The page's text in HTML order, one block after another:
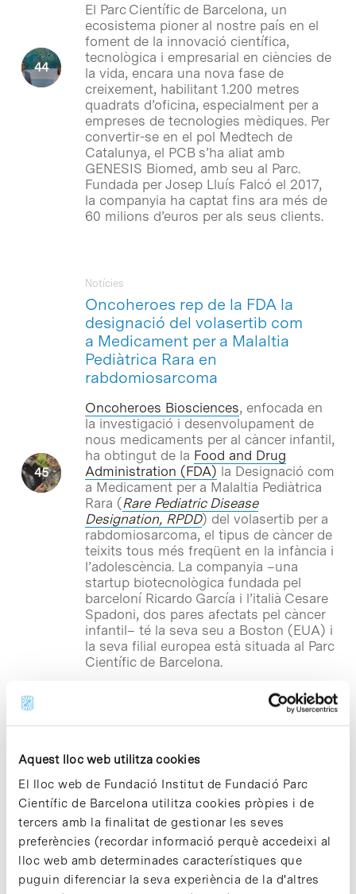
Aquest lloc web utilitza cookies
El lloc web de Fundació Institut de Fundació Parc
Científic de Barcelona utilitza cookies pròpies i de
tercers amb la finalitat de gestionar les seves
preferències (recordar informació perquè accedeixi al
lloc web amb determinades característiques que
puguin diferenciar la seva experiència de la d'altres
El Parc Científic de Barcelona, un
ecosistema pioner al nostre país en el
foment de la innovació científica,
tecnològica i empresarial en ciències de
la vida, encara una nova fase de
creixement, habilitant 1.200 metres
quadrats d’oficina, especialment per a
empreses de tecnologies mèdiques. Per
convertir-se en el pol Medtech de
Catalunya, el PCB s’ha aliat amb
GENESIS Biomed, amb seu al Parc.
Fundada per Josep Lluís Falcó el 2017,
la companyia ha captat fins ara més de
60 milions d’euros per als seus clients.
Oncoheroes rep de la FDA la
designació del volasertib com
a Medicament per a Malaltia
Pediàtrica Rara en
rabdomiosarcoma
Notícies
Oncoheroes Biosciences, enfocada en
la investigació i desenvolupament de
nous medicaments per al càncer infantil,
ha obtingut de la Food and Drug
Administration (FDA) la Designació com
a Medicament per a Malaltia Pediàtrica
Rara (Rare Pediatric Disease
Designation, RPDD) del volasertib per a
rabdomiosarcoma, el tipus de càncer de
teixits tous més freqüent en la infància i
l’adolescència. La companyia –una
startup biotecnològica fundada pel
barceloní Ricardo García i l’italià Cesare
Spadoni, dos pares afectats pel càncer
infantil– té la seva seu a Boston (EUA) i
la seva filial europea està situada al Parc
Científic de Barcelona.
científiques en temps de
Davant l’escenari de grans
desafiaments generats per la COVID-19
–que ha posat de manifest el rol tan
decisiu que desenvolupen la ciència i la
tecnologia a la nostra societat– el Parc
Científic de Barcelona vol refermar la